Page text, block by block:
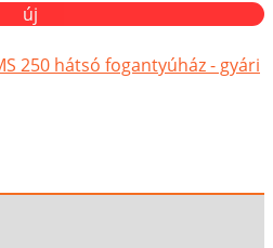
új
250 hátsó fogantyúház - gyári